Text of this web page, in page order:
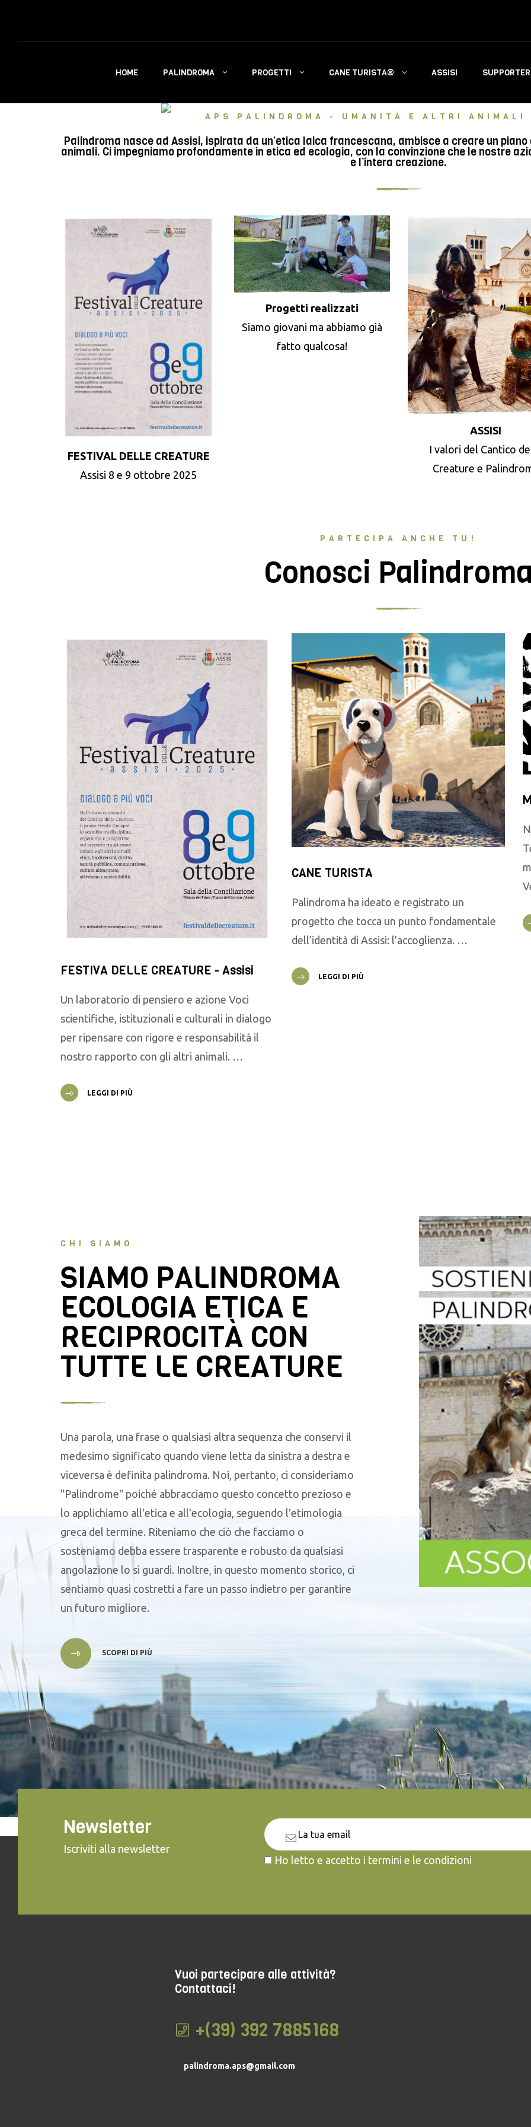
HOME PALINDROMA PROGETTI CANE TURISTA® ASSISI
APS PALINDROMA - UMANITÀ E ALTRI
Palindroma nasce ad Assisi, ispirata da un’etica laica francescana, ambisce a creare un
animali. Ci impegniamo profondamente in etica ed ecologia, con la convinzione che le nostre
e l’intera creazione.
FESTIVAL DELLE CREATURE
Assisi 8 e 9 ottobre 2025
Progetti realizzati
Siamo giovani ma abbiamo già
fatto qualcosa!
ASSISI
I valori del Cantico
Creature e
PARTECIPA ANCHE TU!
Conosci
FESTIVA DELLE CREATURE - Assisi
Un laboratorio di pensiero e azione Voci
scientifiche, istituzionali e culturali in dialogo
per ripensare con rigore e responsabilità il
nostro rapporto con gli altri animali. …
LEGGI DI PIÙ
CANE TURISTA
Palindroma ha ideato e registrato un
progetto che tocca un punto fondamentale
dell’identità di Assisi: l’accoglienza. …
LEGGI DI PIÙ
CHI SIAMO
SIAMO PALINDROMA
ECOLOGIA ETICA E
RECIPROCITÀ CON
TUTTE LE CREATURE
Una parola, una frase o qualsiasi altra sequenza che conservi il
medesimo significato quando viene letta da sinistra a destra e
viceversa è definita palindroma. Noi, pertanto, ci consideriamo
"Palindrome" poiché abbracciamo questo concetto prezioso e
lo applichiamo all'etica e all'ecologia, seguendo l'etimologia
greca del termine. Riteniamo che ciò che facciamo o
sosteniamo debba essere trasparente e robusto da qualsiasi
angolazione lo si guardi. Inoltre, in questo momento storico, ci
sentiamo quasi costretti a fare un passo indietro per garantire
un futuro migliore.
SCOPRI DI PIÙ
Newsletter
Iscriviti alla newsletter
Ho letto e accetto i termini e le condizioni
Vuoi partecipare alle attività?
Contattaci!
+(39) 392 7885168
palindroma.aps@gmail.com